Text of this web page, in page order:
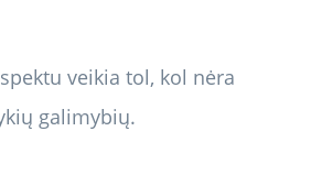
veikia tol, kol nėra
galimybių.